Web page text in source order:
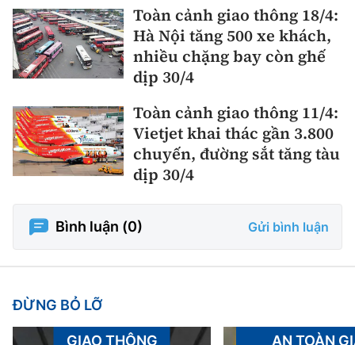
Lối sống
Ẩm thực
Khám phá
Camera giao thông
Giải trí - Thể thao
Cơ quan chủ quản: Bộ Xây dựng
Giấy phép số: 03/GP-BVHTTDL, cấp ngày 1/4/2025.
Tòa soạn: Số 2 Nguyễn Công Hoan, phường Giảng Võ,
Hà Nội.
Phó Tổng biên tập:Nguyễn Sơn Tùng,
0901 514 7990915 057 282
Email:bandoc@baoxaydung.vn
Toàn cảnh giao thông 18/4:
Hà Nội tăng 500 xe khách,
nhiều chặng bay còn ghế
dịp 30/4
Toàn cảnh giao thông 11/4:
Vietjet khai thác gần 3.800
chuyến, đường sắt tăng tàu
dịp 30/4
Bình luận (0) Gửi bình luận
ĐỪNG BỎ LỠ
GIAO THÔNG
AN TOÀN